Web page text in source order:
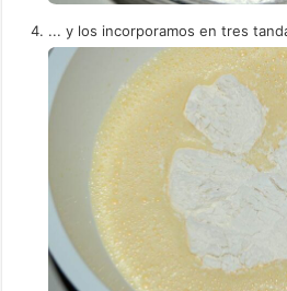
... y los incorporamos en tres